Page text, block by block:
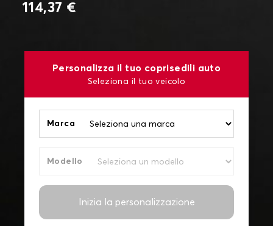
114,37 €
Personalizza il tuo coprisedili auto
Seleziona il tuo veicolo
Marca
Modello
Inizia la personalizzazione